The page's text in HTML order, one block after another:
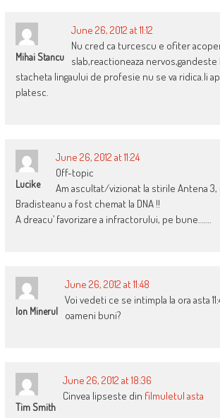
Mihai Stancu
June 26, 2012 at 11:12
Nu cred ca turcescu e ofiter
slab,reactioneaza nervos,gandeste
stacheta lingaului de profesie nu se va ridica.Ii
platesc.
Lucike
June 26, 2012 at 11:24
Off-topic
Am ascultat/vizionat la stirile Antena 3,
Bradisteanu a fost chemat la DNA !!
A dreacu’ favorizare a infractorului, pe bune…….
Ion Minerul
June 26, 2012 at 11:48
Voi vedeti ce se intimpla la ora asta
oameni buni?
Tim Smith
June 26, 2012 at 18:36
Cinvea lipseste din filmuletul asta